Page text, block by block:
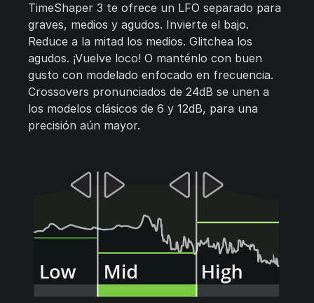
TimeShaper 3 te ofrece un LFO separado para
graves, medios y agudos. Invierte el bajo.
Reduce a la mitad los medios. Glitchea los
agudos. ¡Vuelve loco! O manténlo con buen
gusto con modelado enfocado en frecuencia.
Crossovers pronunciados de 24dB se unen a
los modelos clásicos de 6 y 12dB, para una
precisión aún mayor.